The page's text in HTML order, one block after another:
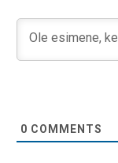
0 COMMENTS